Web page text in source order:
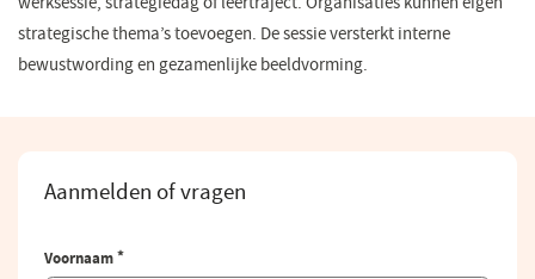
strategische thema’s toevoegen. De sessie versterkt interne
bewustwording en gezamenlijke beeldvorming.
Meer informatie
Aanmelden of vragen
Voornaam*